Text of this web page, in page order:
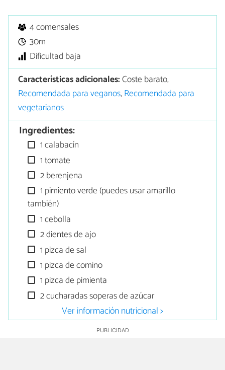
4 comensales
30m
Dificultad baja
Características adicionales:Coste barato,
Recomendada para veganos,Recomendada para
vegetarianos
Ingredientes:
1 calabacín
1 tomate
2 berenjena
1 pimiento verde (puedes usar amarillo
también)
1 cebolla
2 dientes de ajo
1 pizca de sal
1 pizca de comino
1 pizca de pimienta
2 cucharadas soperas de azúcar
Ver información nutricional >